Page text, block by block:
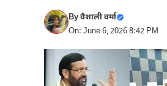
Byवैशाली वर्मा
On: June 6, 2026 8:42 PM